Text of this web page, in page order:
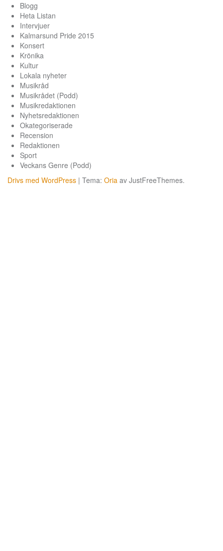
Blogg
Heta Listan
Intervjuer
Kalmarsund Pride 2015
Konsert
Krönika
Kultur
Lokala nyheter
Musikråd
Musikrådet (Podd)
Musikredaktionen
Nyhetsredaktionen
Okategoriserade
Recension
Redaktionen
Sport
Veckans Genre (Podd)
Drivs med WordPress | Tema: Oria av JustFreeThemes.